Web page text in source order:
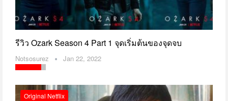
รีวิว Ozark Season 4 Part 1 จุดเริ่มต้นของจุดจบ
Notsosurez Jan 22, 2022
Original Netflix